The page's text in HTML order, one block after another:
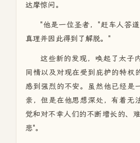
达摩惊问。
"他是一位圣者，"赶车人答
真理并因此得到了解脱。"
这些新的发现，唤起了太子
同情以及对现在受到庇护的特权
感到强烈的不安。虽然他已经是
亲，但是在他思想深处，有着无
觉和对不幸人们的不断增长的、
悲"。